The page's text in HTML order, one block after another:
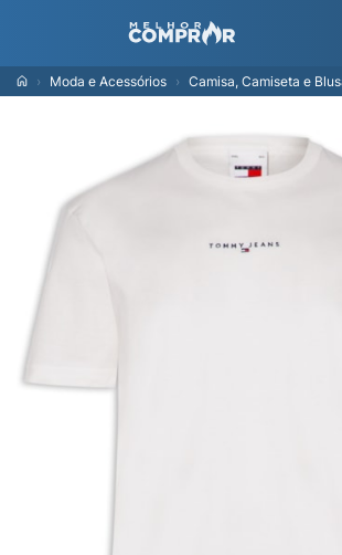
Moda e Acessórios Camisa, Camiseta e